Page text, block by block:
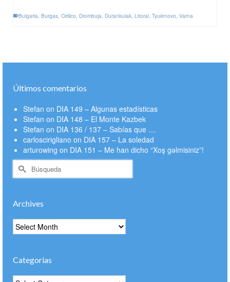
Bulgaria, Burgas, Cirilico, Drombuja, Durankulak, Litoral, Tyulenovo, Varna
Últimos comentarios
Stefan on DIA 149 – Algunas estadísticas
Stefan on DIA 148 – El Monte Kazbek
Stefan on DIA 136 / 137 – Sabías que …
carloscirigliano on DIA 157 – La soledad
arturowing on DIA 151 – Me han dicho “Xoş gəlmisiniz”!
Buscar
por:
Archives
Archives
Categorias